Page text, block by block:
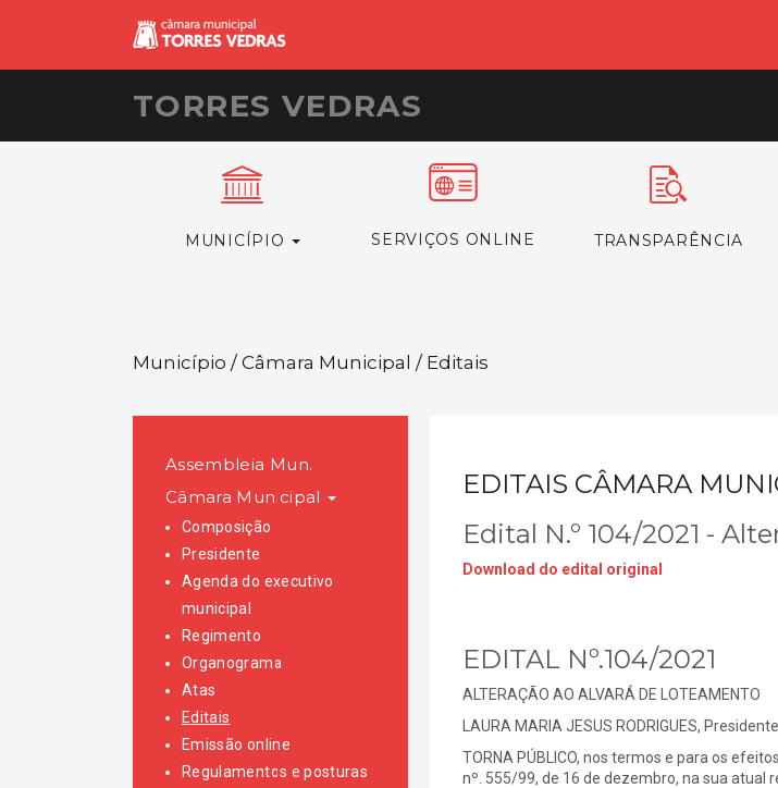
TORRES VEDRAS
MUNICÍPIO SERVIÇOS ONLINE TRANSPARÊNCIA
Município / Câmara Municipal / Editais
Assembleia Mun.
Câmara Municipal
Composição
Presidente
Agenda do executivo
municipal
Regimento
Organograma
Atas
Editais
Emissão online
Regulamentos e posturas
EDITAIS CÂMARA
Edital N.º 104/2021 -
Download do edital original
EDITAL Nº.104/2021
ALTERAÇÃO AO ALVARÁ DE LOTEAMENTO
LAURA MARIA JESUS RODRIGUES,
TORNA PÚBLICO, nos termos e para os
nº. 555/99, de 16 de dezembro, na sua atual